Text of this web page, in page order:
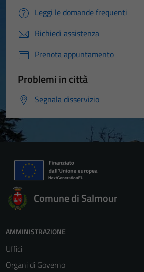
Leggi le domande frequenti
Richiedi assistenza
Prenota appuntamento
Problemi in città
Segnala disservizio
Comune di Salmour
AMMINISTRAZIONE
Uffici
Organi di Governo